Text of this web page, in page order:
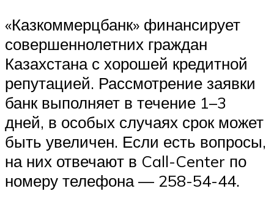
«Казкоммерцбанк» финансирует
совершеннолетних граждан
Казахстана с хорошей кредитной
репутацией. Рассмотрение заявки
банк выполняет в течение 1–3
дней, в особых случаях срок может
быть увеличен. Если есть вопросы,
на них отвечают в Call-Center по
номеру телефона — 258-54-44.